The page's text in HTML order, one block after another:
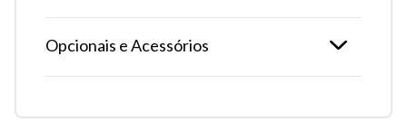
Opcionais e Acessórios